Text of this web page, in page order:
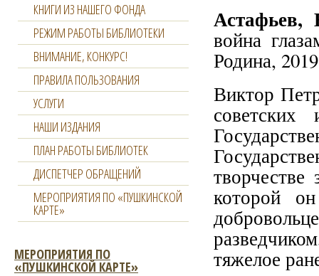
война
Родина,
Виктор
советских
которой
тяжелое
КНИГИ ИЗ НАШЕГО ФОНДА
РЕЖИМ РАБОТЫ БИБЛИОТЕКИ
ВНИМАНИЕ, КОНКУРС!
ПРАВИЛА ПОЛЬЗОВАНИЯ
УСЛУГИ
НАШИ ИЗДАНИЯ
ПЛАН РАБОТЫ БИБЛИОТЕК
ДИСПЕТЧЕР ОБРАЩЕНИЙ
МЕРОПРИЯТИЯ ПО «ПУШКИНСКОЙ
КАРТЕ»
МЕРОПРИЯТИЯ ПО
«ПУШКИНСКОЙ КАРТЕ»